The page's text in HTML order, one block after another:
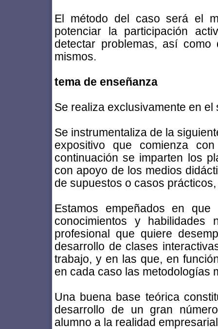
El método del caso será el
potenciar la participación
detectar problemas, así
mismos.
tema de enseñanza
Se realiza exclusivamente en el
Se instrumentaliza de la
expositivo que comienza
continuación se imparten los
con apoyo de los medios
de supuestos o casos
Estamos empeñados en
conocimientos y
profesional que quiere
desarrollo de clases
trabajo, y en las que, en
en cada caso las metodologías
Una buena base teórica
desarrollo de un gran
alumno a la realidad